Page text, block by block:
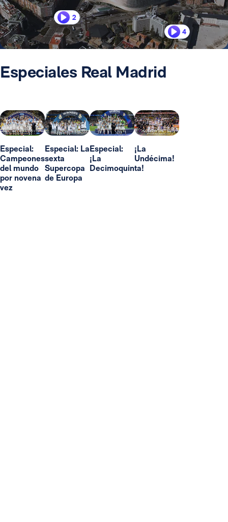
2
4
Especiales Real Madrid
Especial:
Campeones
del mundo
por novena
vez
Especial: La
sexta
Supercopa
de Europa
Especial:
¡La
Decimoquinta!
¡La
Undécima!